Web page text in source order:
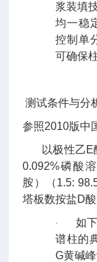
浆装填
均一稳
控制单
可确保
测试条件与分
参照2010版中
以极性乙
0.092%磷酸
胺）（1.5:
塔板数按盐D
· 如
谱柱的
G黄碱